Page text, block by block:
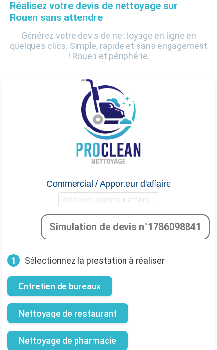
Réalisez votre devis de nettoyage sur
Rouen sans attendre
Générez votre devis de nettoyage en ligne en
quelques clics. Simple, rapide et sans engagement
! Rouen et périphérie.
Simulation de devis n°1786098841
1 Sélectionnez la prestation à réaliser
Entretien de bureaux
Nettoyage de restaurant
Nettoyage de pharmacie